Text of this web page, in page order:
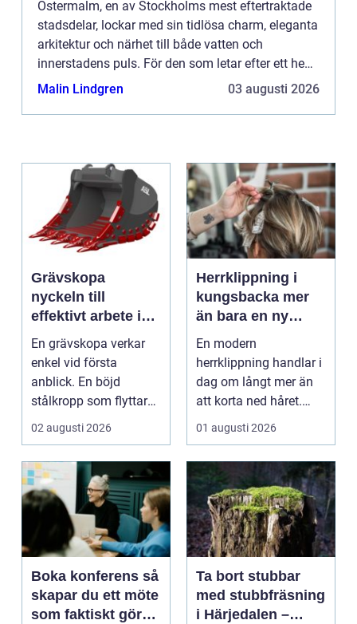
Östermalm, en av Stockholms mest eftertraktade
stadsdelar, lockar med sin tidlösa charm, eleganta
arkitektur och närhet till både vatten och
innerstadens puls. För den som letar efter ett hem
i detta område kan valet a...
Malin Lindgren 03 augusti 2026
Grävskopa
nyckeln till
effektivt arbete i
mark och material
En grävskopa verkar
enkel vid första
anblick. En böjd
stålkropp som flyttar
jord, sten eller
schaktm...
02 augusti 2026
Herrklippning i
kungsbacka mer
än bara en ny
frisyr
En modern
herrklippning handlar i
dag om långt mer än
att korta ned håret.
Många män vill ha en
01 augusti 2026
Boka konferens så
skapar du ett möte
som faktiskt gör
Ta bort stubbar
med stubbfräsning
i Härjedalen –